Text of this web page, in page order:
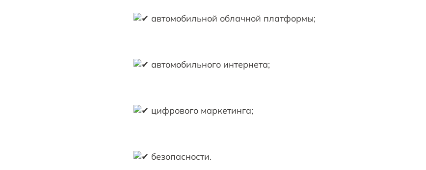
автомобильной облачной платформы;
автомобильного интернета;
цифрового маркетинга;
безопасности.